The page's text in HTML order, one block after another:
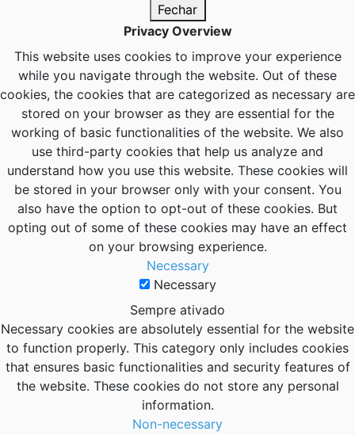
Fechar
Privacy Overview
This website uses cookies to improve your experience
while you navigate through the website. Out of these
cookies, the cookies that are categorized as necessary are
stored on your browser as they are essential for the
working of basic functionalities of the website. We also
use third-party cookies that help us analyze and
understand how you use this website. These cookies will
be stored in your browser only with your consent. You
also have the option to opt-out of these cookies. But
opting out of some of these cookies may have an effect
on your browsing experience.
Necessary
Necessary
Sempre ativado
Necessary cookies are absolutely essential for the website
to function properly. This category only includes cookies
that ensures basic functionalities and security features of
the website. These cookies do not store any personal
information.
Non-necessary